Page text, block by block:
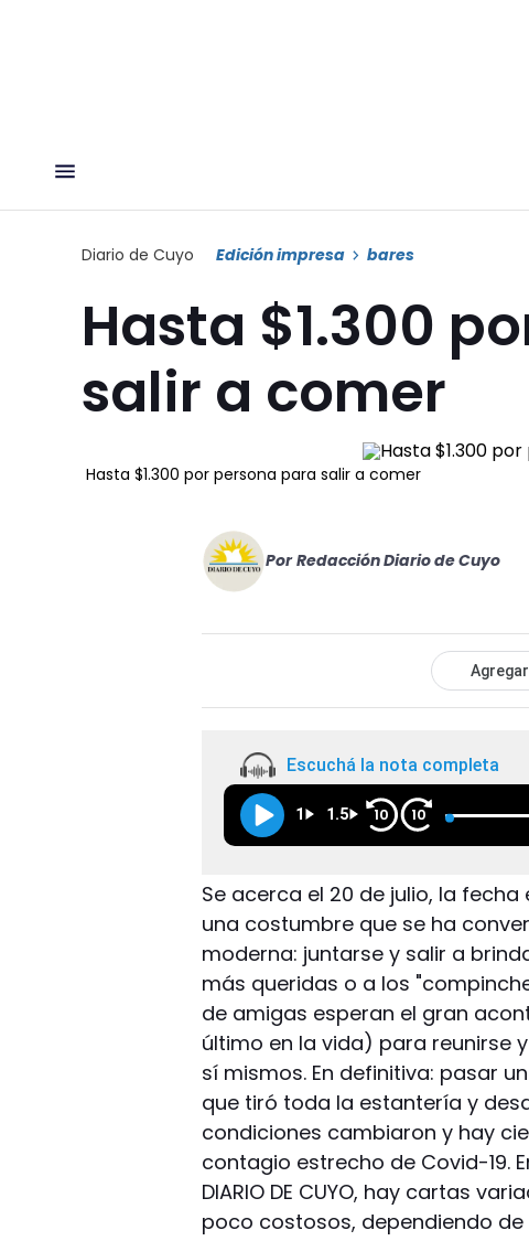
Diario de Cuyo Edición impresa bares
Hasta $1.300
salir a comer
Hasta $1.300 por persona para salir a comer
Por Redacción Diario de Cuyo
Escuchá la nota completa
1 1.5 10 10
Se acerca el 20 de julio, la
una costumbre que se ha
moderna: juntarse y salir a
más queridas o a los
de amigas esperan el gran
último en la vida) para reunirse
sí mismos. En definitiva: pasar
que tiró toda la estantería y
condiciones cambiaron y hay
contagio estrecho de Covid-19.
DIARIO DE CUYO, hay cartas
poco costosos, dependiendo